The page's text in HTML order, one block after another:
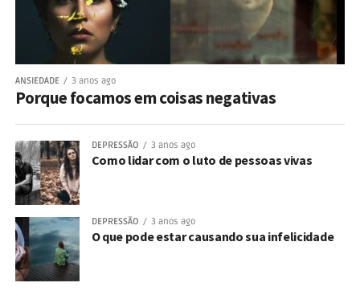
ANSIEDADE 3 anos ago
Porque focamos em coisas negativas
DEPRESSÃO 3 anos ago
Como lidar com o luto de pessoas vivas
DEPRESSÃO 3 anos ago
O que pode estar causando sua infelicidade